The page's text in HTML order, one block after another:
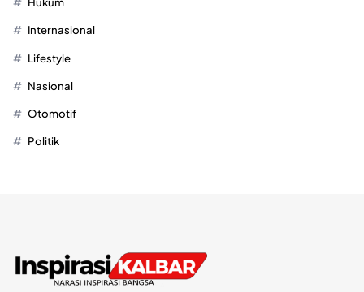
Internasional
Lifestyle
Nasional
Otomotif
Politik